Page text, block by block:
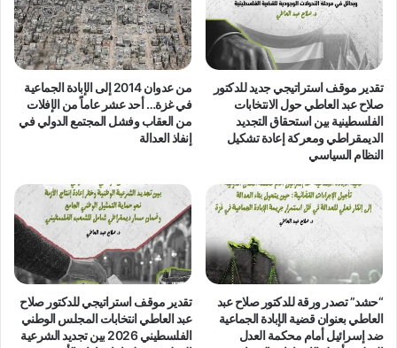
الغربية
المحتلة
تقدير موقف استراتيجي جديد للدكتور
صلاح عبد العاطي حول الانتخابات
الفلسطينية بين استحقاق التجديد
الديمقراطي ومعركة إعادة تشكيل
النظام السياسي
من عدوان 2014 إلى الإبادة الجماعية
في غزة… أحد عشر عاماً من الإفلات
من العقاب وفشل المجتمع الدولي في
إنفاذ العدالة
“حشد” تصدر ورقة للدكتور صلاح عبد
العاطي بعنوان قضية الإبادة الجماعية
ضد إسرائيل أمام محكمة العدل
تقدير موقف استراتيجي للدكتور صلاح
عبد العاطي انتخابات المجلس الوطني
الفلسطيني 2026 بين تجديد الشرعية